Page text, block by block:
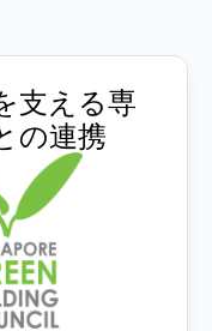
支える専
の連携